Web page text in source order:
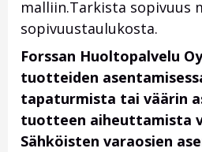
malliin.Tarkista sopivuus
sopivuustaulukosta.
Forssan Huoltopalvelu
tuotteiden
tapaturmista tai väärin
tuotteen aiheuttamista
Sähköisten varaosien